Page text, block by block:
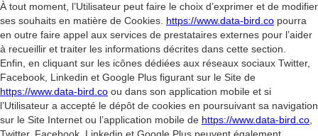
À tout moment, l’Utilisateur peut faire le choix d’exprimer et de modifier
ses souhaits en matière de Cookies. https://www.data-bird.co pourra
en outre faire appel aux services de prestataires externes pour l’aider
à recueillir et traiter les informations décrites dans cette section.
Enfin, en cliquant sur les icônes dédiées aux réseaux sociaux Twitter,
Facebook, Linkedin et Google Plus figurant sur le Site de
https://www.data-bird.co ou dans son application mobile et si
l’Utilisateur a accepté le dépôt de cookies en poursuivant sa navigation
sur le Site Internet ou l’application mobile de https://www.data-bird.co